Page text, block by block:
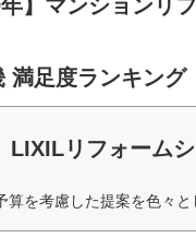
年】マンションリ
満足度ランキング
LIXILリフォーム
算を考慮した提案を色々